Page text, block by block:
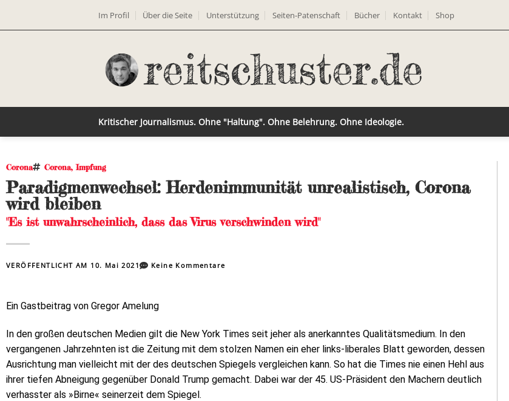
Im Profil Über die Seite Unterstützung Seiten-Patenschaft Bücher Kontakt Shop
Kritischer Journalismus. Ohne "Haltung". Ohne Belehrung. Ohne Ideologie.
Corona Corona,Impfung
Paradigmenwechsel: Herdenimmunität unrealistisch, Corona
wird bleiben
"Es ist unwahrscheinlich, dass das Virus verschwinden wird"
VERÖFFENTLICHT AM 10. Mai 2021 Keine Kommentare
Ein Gastbeitrag von Gregor Amelung
In den großen deutschen Medien gilt die New York Times seit jeher als anerkanntes Qualitätsmedium. In den
vergangenen Jahrzehnten ist die Zeitung mit dem stolzen Namen ein eher links-liberales Blatt geworden, dessen
Ausrichtung man vielleicht mit der des deutschen Spiegels vergleichen kann. So hat die Times nie einen Hehl aus
ihrer tiefen Abneigung gegenüber Donald Trump gemacht. Dabei war der 45. US-Präsident den Machern deutlich
verhasster als »Birne« seinerzeit dem Spiegel.